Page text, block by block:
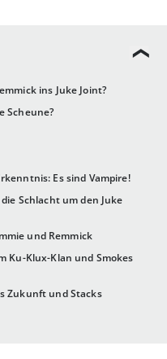
ins Juke Joint?
Scheune?
Es sind Vampire!
Schlacht um den Juke
und Remmick
Ku-Klux-Klan und Smokes
Zukunft und Stacks